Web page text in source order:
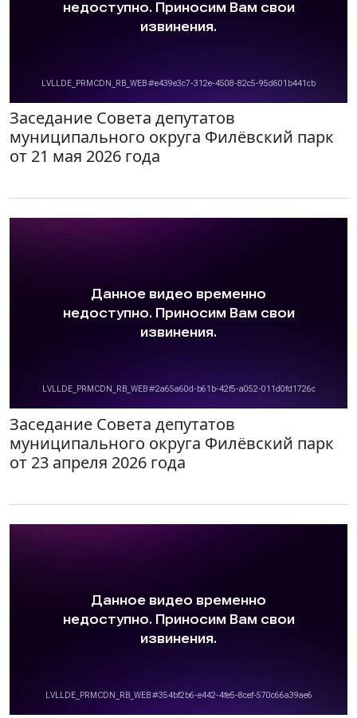
Заседание Совета депутатов
муниципального округа Филёвский парк
от 21 мая 2026 года
Заседание Совета депутатов
муниципального округа Филёвский парк
от 23 апреля 2026 года